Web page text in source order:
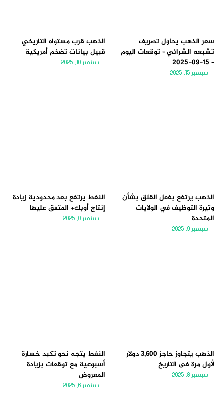
سعر الذهب يحاول تصريف
تشبعه الشرائي – توقعات اليوم
– 15-09-2025
سبتمبر 15, 2025
الذهب قرب مستواه التاريخي
قبيل بيانات تضخم أمريكية
سبتمبر 10, 2025
الذهب يرتفع بفعل القلق بشأن
وتيرة التوظيف في الولايات
المتحدة
سبتمبر 9, 2025
النفط يرتفع بعد محدودية زيادة
إنتاج أوبك+ المتفق عليها
سبتمبر 8, 2025
الذهب يتجاوز حاجز 3,600 دولار
لأول مرة فى التاريخ
سبتمبر 8, 2025
النفط يتجه نحو تكبد خسارة
أسبوعية مع توقعات بزيادة
المعروض
سبتمبر 6, 2025